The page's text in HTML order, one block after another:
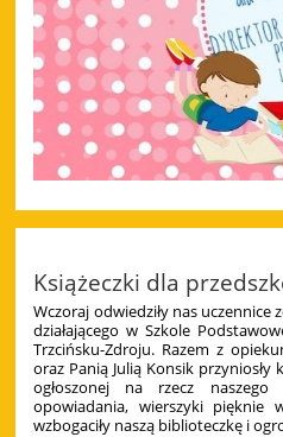
Książeczki dla
Wczoraj odwiedziły nas uczennice
działającego w Szkole
Trzcińsku-Zdroju. Razem z
oraz Panią Julią Konsik
ogłoszonej na rzecz naszego
opowiadania, wierszyki pięknie
wzbogaciły naszą biblioteczkę i